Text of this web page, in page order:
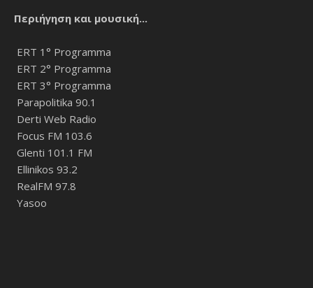
Περιήγηση και μουσική...
ERT 1° Programma
ERT 2° Programma
ERT 3° Programma
Parapolitika 90.1
Derti Web Radio
Focus FM 103.6
Glenti 101.1 FM
Ellinikos 93.2
RealFM 97.8
Yasoo